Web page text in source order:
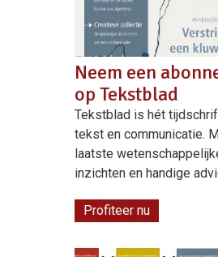
Neem een
op Tekstblad
Tekstblad is hét
tekst en communicatie.
laatste
inzichten en handige
Profiteer nu